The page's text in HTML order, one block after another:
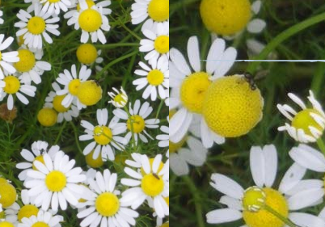
Plante
C’est une plante
marguerites. Les fleurs
pour une utilisation en
également reconnue
Description détaillée